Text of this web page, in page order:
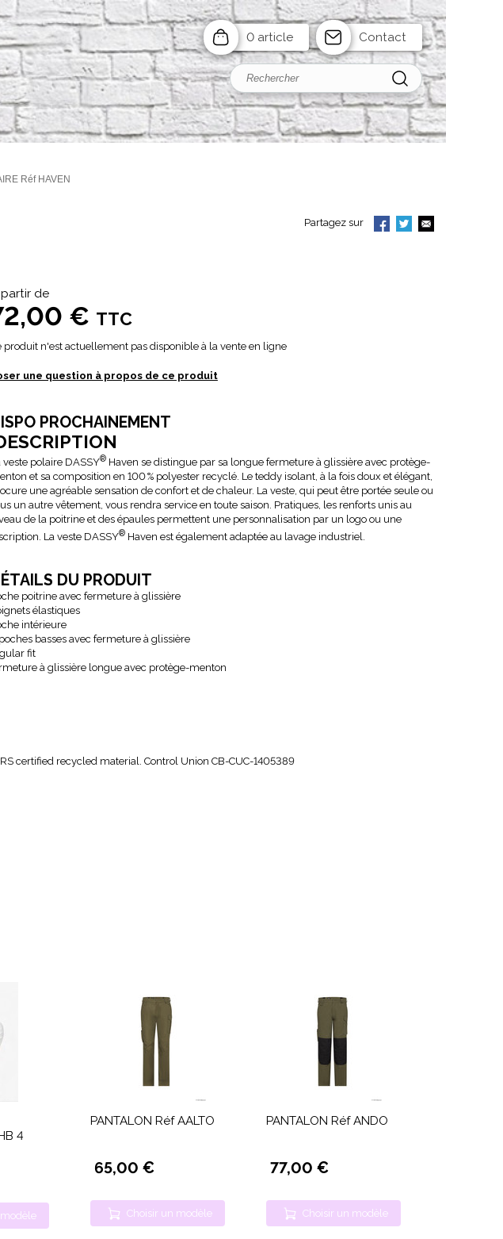
0 article Contact
Réf HAVEN
Partagez sur
de
€ TTC
produit n'est actuellement pas disponible à la vente en ligne
une question à propos de ce produit
PROCHAINEMENT
veste polaire DASSY®Haven se distingue par sa longue fermeture à glissière avec protège-
et sa composition en 100 % polyester recyclé. Le teddy isolant, à la fois doux et élégant,
une agréable sensation de confort et de chaleur. La veste, qui peut être portée seule ou
un autre vêtement, vous rendra service en toute saison. Pratiques, les renforts unis au
de la poitrine et des épaules permettent une personnalisation par un logo ou une
La veste DASSY®Haven est également adaptée au lavage industriel.
DU PRODUIT
poitrine avec fermeture à glissière
élastiques
intérieure
basses avec fermeture à glissière
fit
à glissière longue avec protège-menton
certified recycled material. Control Union CB-CUC-1405389
4
PANTALON Réf AALTO
65,00 €
Choisir un modèle
PANTALON Réf ANDO
77,00 €
Choisir un modèle